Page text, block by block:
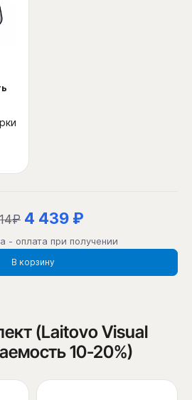
4 439 ₽
- оплата при получении
В корзину
(Laitovo Visual
10-20%)